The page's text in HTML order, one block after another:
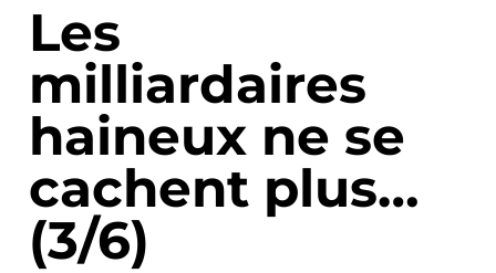
Les
milliardaires
haineux ne se
cachent plus…
(3/6)